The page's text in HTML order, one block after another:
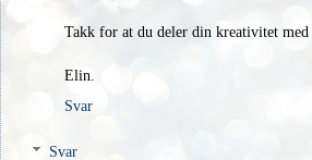
Takk for at du deler din kreativitet med
Elin.
Svar
Svar